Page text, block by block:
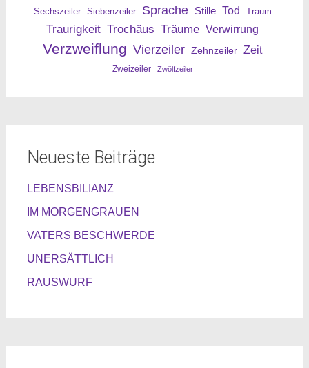
Sechszeiler Siebenzeiler Sprache Stille Tod Traum
Traurigkeit Trochäus Träume Verwirrung
Verzweiflung Vierzeiler Zehnzeiler Zeit
Zweizeiler Zwölfzeiler
Neueste Beiträge
LEBENSBILIANZ
IM MORGENGRAUEN
VATERS BESCHWERDE
UNERSÄTTLICH
RAUSWURF